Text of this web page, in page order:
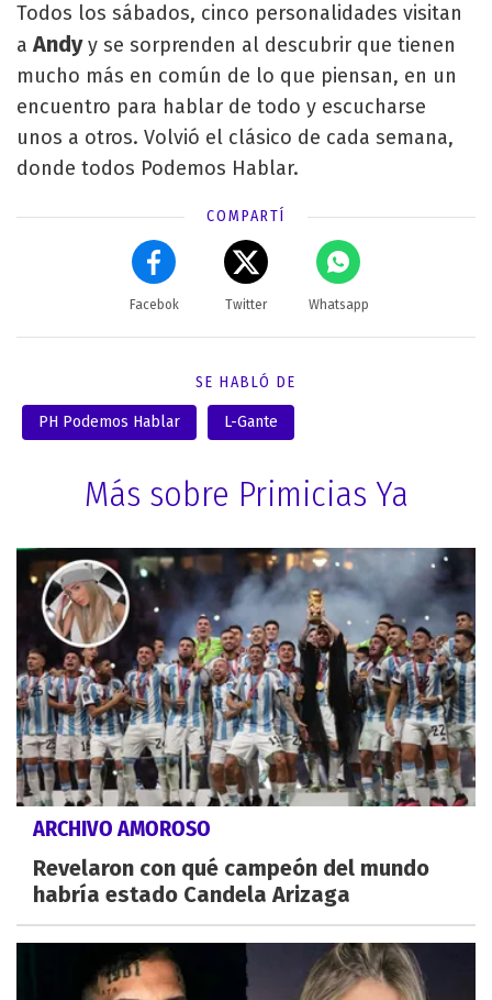
Todos los sábados, cinco personalidades visitan
aAndyy se sorprenden al descubrir que tienen
mucho más en común de lo que piensan, en un
encuentro para hablar de todo y escucharse
unos a otros. Volvió el clásico de cada semana,
donde todos Podemos Hablar.
COMPARTÍ
Facebok Twitter Whatsapp
SE HABLÓ DE
PH Podemos Hablar L-Gante
Más sobre Primicias Ya
ARCHIVO AMOROSO
Revelaron con qué campeón del mundo
habría estado Candela Arizaga